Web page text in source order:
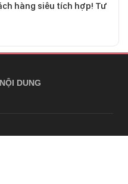
hàng siêu tích hợp! Tư
DUNG